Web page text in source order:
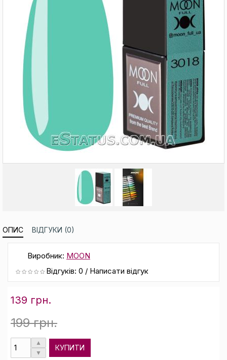
ОПИС ВІДГУКИ (0)
Виробник: MOON
Відгуків: 0 / Написати відгук
139 грн.
199 грн.
КУПИТИ